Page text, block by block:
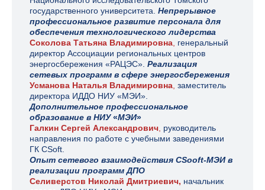
государственного университета. Непрерывное
профессиональное развитие персонала для
обеспечения технологического лидерства
Соколова Татьяна Владимировна генеральный
директор Ассоциации региональных центров
энергосбережения «РАЦЭС». Реализация
сетевых программ в сфере энергосбережения
Усманова Наталья Владимировна заместитель
директора ИДДО НИУ «МЭИ».
Дополнительное профессиональное
образование в НИУ«МЭИ»
Галкин Сергей Александрович руководитель
направления по работе с учебными заведениями
ГК CSoft.
Опыт сетевого взаимодействия CSooft-МЭИ в
реализации программ ДПО
Селиверстов Николай Дмитриевич, начальник